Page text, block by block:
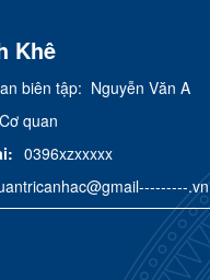
Khê
biên tập: Nguyễn Văn A
Cơ quan
0396xzxxxxx
.vn